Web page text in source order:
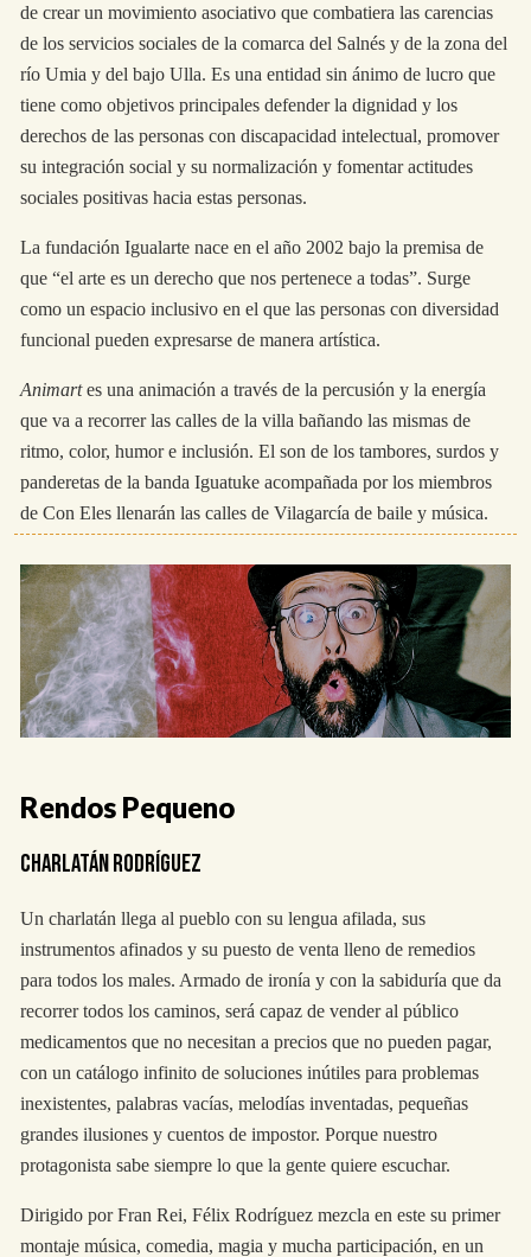
de crear un movimiento asociativo que combatiera las carencias
de los servicios sociales de la comarca del Salnés y de la zona del
río Umia y del bajo Ulla. Es una entidad sin ánimo de lucro que
tiene como objetivos principales defender la dignidad y los
derechos de las personas con discapacidad intelectual, promover
su integración social y su normalización y fomentar actitudes
sociales positivas hacia estas personas.
La fundación Igualarte nace en el año 2002 bajo la premisa de
que “el arte es un derecho que nos pertenece a todas”. Surge
como un espacio inclusivo en el que las personas con diversidad
funcional pueden expresarse de manera artística.
Animartes una animación a través de la percusión y la energía
que va a recorrer las calles de la villa bañando las mismas de
ritmo, color, humor e inclusión. El son de los tambores, surdos y
panderetas de la banda Iguatuke acompañada por los miembros
de Con Eles llenarán las calles de Vilagarcía de baile y música.
Rendos Pequeno
CHARLATÁN RODRÍGUEZ
Un charlatán llega al pueblo con su lengua afilada, sus
instrumentos afinados y su puesto de venta lleno de remedios
para todos los males. Armado de ironía y con la sabiduría que da
recorrer todos los caminos, será capaz de vender al público
medicamentos que no necesitan a precios que no pueden pagar,
con un catálogo infinito de soluciones inútiles para problemas
inexistentes, palabras vacías, melodías inventadas, pequeñas
grandes ilusiones y cuentos de impostor. Porque nuestro
protagonista sabe siempre lo que la gente quiere escuchar.
Dirigido por Fran Rei, Félix Rodríguez mezcla en este su primer
montaje música, comedia, magia y mucha participación, en un